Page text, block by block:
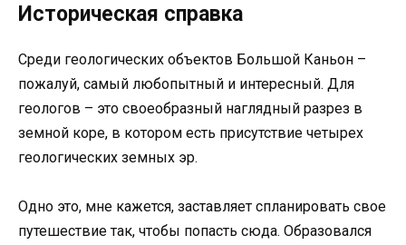
Историческая справка
Среди геологических объектов Большой Каньон –
пожалуй, самый любопытный и интересный. Для
геологов – это своеобразный наглядный разрез в
земной коре, в котором есть присутствие четырех
геологических земных эр.
Одно это, мне кажется, заставляет спланировать свое
путешествие так, чтобы попасть сюда. Образовался